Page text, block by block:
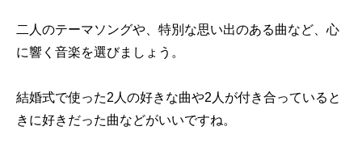
二人のテーマソングや、特別な思い出のある曲など、心
に響く音楽を選びましょう。
結婚式で使った2人の好きな曲や2人が付き合っていると
きに好きだった曲などがいいですね。